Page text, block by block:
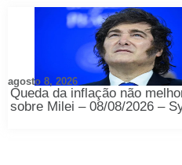
Queda da inflação não
sobre Milei – 08/08/2026 –
agosto 8, 2026